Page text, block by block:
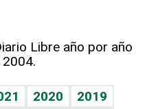
Libre año por año
2020
2019